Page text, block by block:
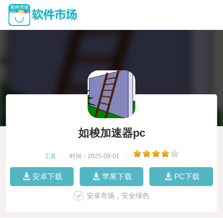
如梭加速器pc
工具 时间：2025-09-01
安卓下载 苹果下载 PC下载
安卓市场，安全绿色